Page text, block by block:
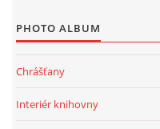
PHOTO ALBUM
Chrášťany
Interiér knihovny